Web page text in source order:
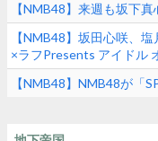
【NMB48】来週も坂下
【NMB48】坂田心咲、
×ラフPresents アイドル
【NMB48】NMB48が「